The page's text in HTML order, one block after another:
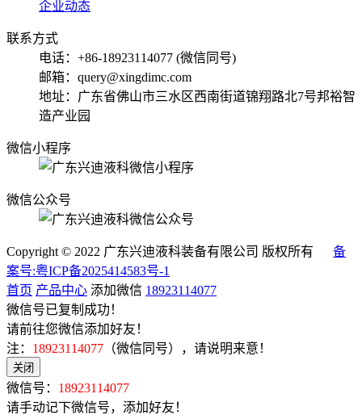
企业动态
联系方式
电话：+86-18923114077 (微信同号)
邮箱：query@xingdimc.com
地址：广东省佛山市三水区西南街道锦翔路北7号邦裕智
造产业园
微信小程序
微信公众号
Copyright © 2022 广东兴迪液科装备有限公司 版权所有 备
案号:粤ICP备2025414583号-1
首页 产品中心 添加微信 18923114077
微信号已复制成功！
请前往您微信添加好友！
注： 18923114077 （微信同号），请说明来意！
关闭
微信号： 18923114077
请手动记下微信号，添加好友！